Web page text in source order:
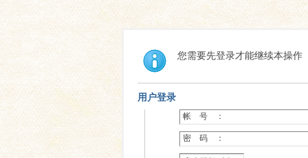
您需要先登录才能继续本操作
用户登录
帐 号 ：
密 码 ：